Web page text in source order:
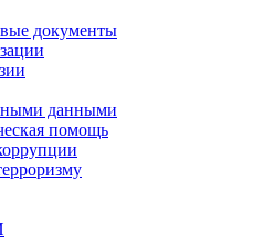
документы
данными
помощь